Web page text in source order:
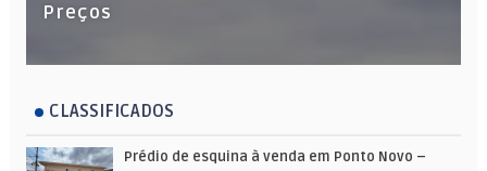
Preços
CLASSIFICADOS
Prédio de esquina à venda em Ponto Novo –